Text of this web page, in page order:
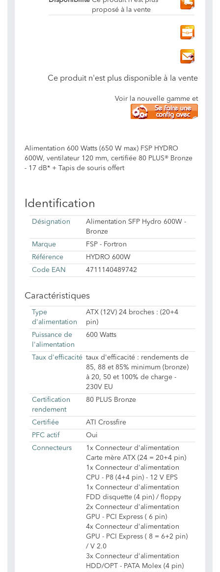
proposé à la vente
Ce produit n'est plus disponible à la vente
Voir la nouvelle gamme et
Alimentation 600 Watts (650 W max) FSP HYDRO
600W, ventilateur 120 mm, certifiée 80 PLUS® Bronze
- 17 dB* + Tapis de souris offert
Identification
Désignation
Alimentation SFP Hydro 600W -
Bronze
Marque
FSP - Fortron
Référence
HYDRO 600W
Code EAN
4711140489742
Caractéristiques
Type
d'alimentation
ATX (12V) 24 broches : (20+4
pin)
Puissance de
l'alimentation
600 Watts
Taux d'efficacité taux d'efficacité : rendements de
85, 88 et 85% minimum (bronze)
à 20, 50 et 100% de charge -
230V EU
Certification
rendement
80 PLUS Bronze
Certifiée
ATI Crossfire
PFC actif
Oui
Connecteurs
1x Connecteur d'alimentation
Carte mère ATX (24 = 20+4 pin)
1x Connecteur d'alimentation
CPU - P8 (4+4 pin) - 12 V EPS
1x Connecteur d'alimentation
FDD disquette (4 pin) / floppy
2x Connecteur d'alimentation
GPU - PCI Express ( 6 pin)
4x Connecteur d'alimentation
GPU - PCI Express ( 8 = 6+2 pin)
/ V 2.0
3x Connecteur d'alimentation
HDD/OPT - PATA Molex (4 pin)